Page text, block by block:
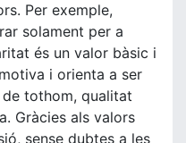
Per exemple,
solament per a
és un valor bàsic i
i orienta a ser
tothom, qualitat
Gràcies als valors
sense dubtes a les